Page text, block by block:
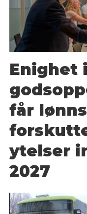
Enighet i
får
ytelser
2027